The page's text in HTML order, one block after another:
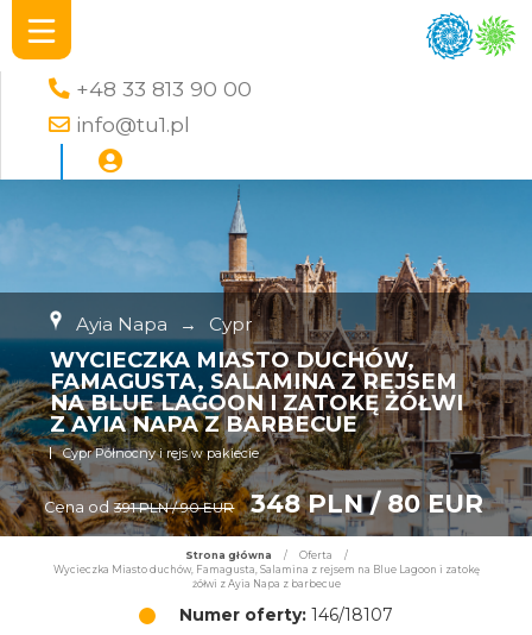
+48 33 813 90 00
info@tu1.pl
Ayia Napa → Cypr
WYCIECZKA MIASTO DUCHÓW,
FAMAGUSTA, SALAMINA Z REJSEM
NA BLUE LAGOON I ZATOKĘ ŻÓŁWI
Z AYIA NAPA Z BARBECUE
Cypr Północny i rejs w pakiecie
Cena od 391 PLN / 90 EUR 348 PLN / 80 EUR
Strona główna / Oferta
/
Wycieczka Miasto duchów, Famagusta, Salamina z rejsem na Blue Lagoon i zatokę
żółwi z Ayia Napa z barbecue
Numer oferty: 146/18107